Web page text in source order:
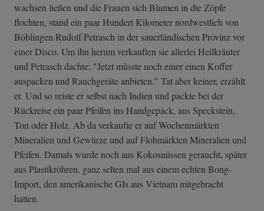
wachsen ließen und die Frauen sich Blumen in die Zöpfe
flochten, stand ein paar Hundert Kilometer nordwestlich von
Böblingen Rudolf Petrasch in der sauerländischen Provinz vor
einer Disco. Um ihn herum verkauften sie allerlei Heilkräuter
und Petrasch dachte: "Jetzt müsste noch einer einen Koffer
auspacken und Rauchgeräte anbieten." Tat aber keiner, erzählt
er. Und so reiste er selbst nach Indien und packte bei der
Rückreise ein paar Pfeifen ins Handgepäck, aus Speckstein,
Ton oder Holz. Ab da verkaufte er auf Wochenmärkten
Mineralien und Gewürze und auf Flohmärkten Mineralien und
Pfeifen. Damals wurde noch aus Kokosnüssen geraucht, später
aus Plastikröhren, ganz selten mal aus einem echten Bong-
Import, den amerikanische GIs aus Vietnam mitgebracht
hatten.